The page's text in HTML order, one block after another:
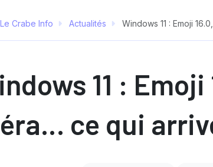
Le Crabe Info Actualités Windows 11 : Emoji
11 :
ce qui